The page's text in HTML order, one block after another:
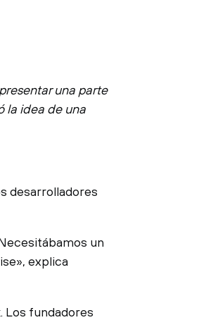
una parte
la idea de una
desarrolladores
un
explica
Los fundadores